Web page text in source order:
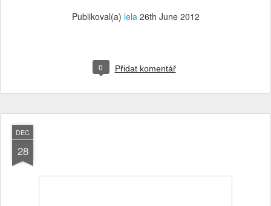
Publikoval(a) lela 26th June 2012
0 Přidat komentář
DEC
28